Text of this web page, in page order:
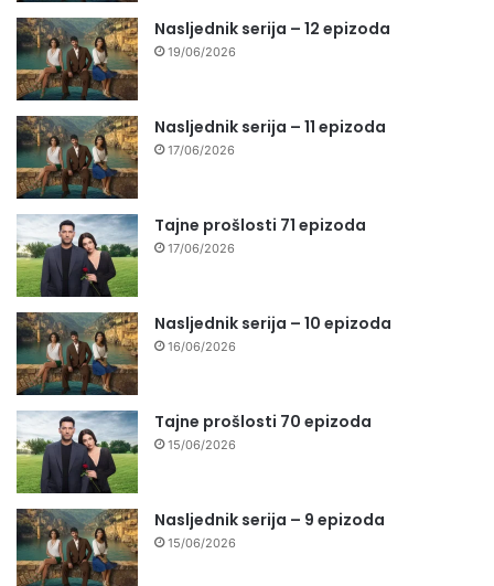
Nasljednik serija – 12 epizoda
19/06/2026
Nasljednik serija – 11 epizoda
17/06/2026
Tajne prošlosti 71 epizoda
17/06/2026
Nasljednik serija – 10 epizoda
16/06/2026
Tajne prošlosti 70 epizoda
15/06/2026
Nasljednik serija – 9 epizoda
15/06/2026